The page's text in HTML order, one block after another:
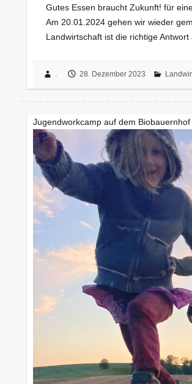
Gutes Essen braucht Zukunft! für
Am 20.01.2024 gehen wir wieder
Landwirtschaft ist die richtige
. 28. Dezember 2023
Jugendworkcamp auf dem